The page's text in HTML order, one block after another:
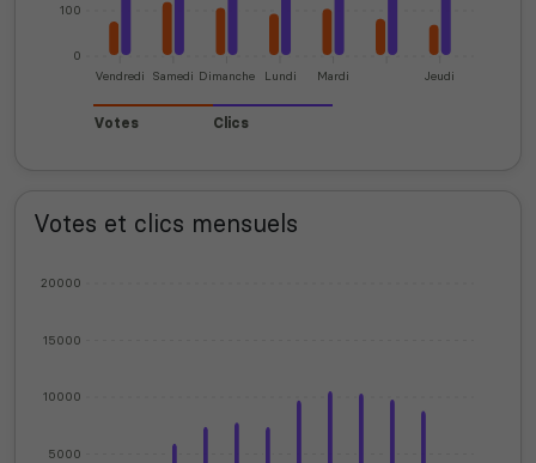
0
100
Vendredi Samedi Dimanche Lundi Mardi Jeudi
Votes Clics
Votes et clics mensuels
5000
10000
15000
20000